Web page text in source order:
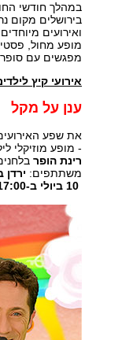
במהלך חודשי
בירושלים מקום
ואירועים
מופע מחול,
מפגשים עם
אירועי קיץ
ענן על מקל
את שפע
- מופע מוזיקלי
רינת הופר
משתתפים: ירדן